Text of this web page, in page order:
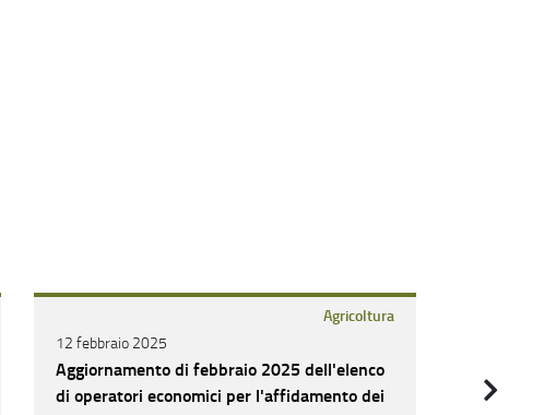
Agricoltura
12 febbraio 2025
Aggiornamento di febbraio 2025 dell'elenco
di operatori economici per l'affidamento dei